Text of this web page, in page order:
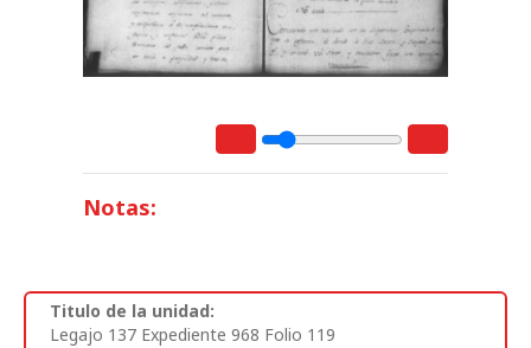
Notas:
Titulo de la unidad:
Legajo 137 Expediente 968 Folio 119